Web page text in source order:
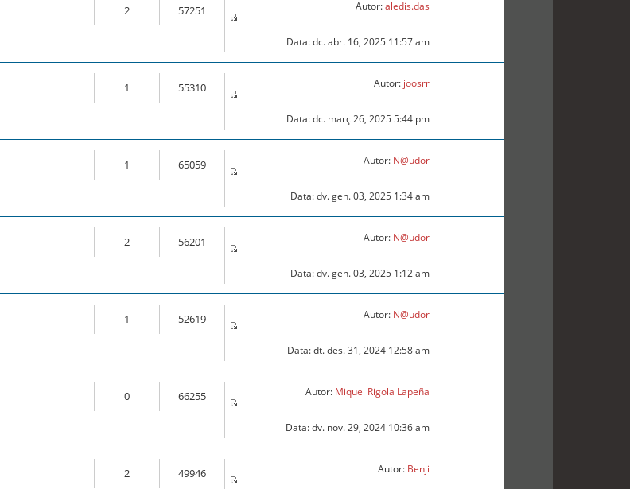
2 57251 Autor:aledis.das
Data: dc. abr. 16, 2025 11:57 am
1 55310 Autor: joosrr
Data: dc. març 26, 2025 5:44 pm
1 65059 Autor: N@udor
Data: dv. gen. 03, 2025 1:34 am
2 56201 Autor: N@udor
Data: dv. gen. 03, 2025 1:12 am
1 52619 Autor: N@udor
Data: dt. des. 31, 2024 12:58 am
0 66255 Autor: Miquel Rigola Lapeña
Data: dv. nov. 29, 2024 10:36 am
2 49946 Autor: Benji